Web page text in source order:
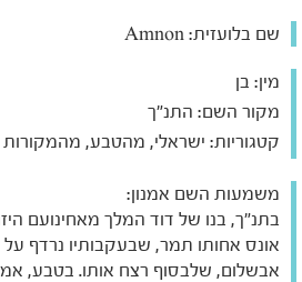
שם בלועזית:
מין: בן
מקור השם: התנ"ך
קטגוריות: ישראלי, מהטבע, מהמקורות
משמעות השם אמנון:
בתנ"ך, בנו של דוד המלך מאחינועם
אונס אחותו תמר, שבעקבותיו נרדף
אבשלום, שלבסוף רצח אותו. בטבע,